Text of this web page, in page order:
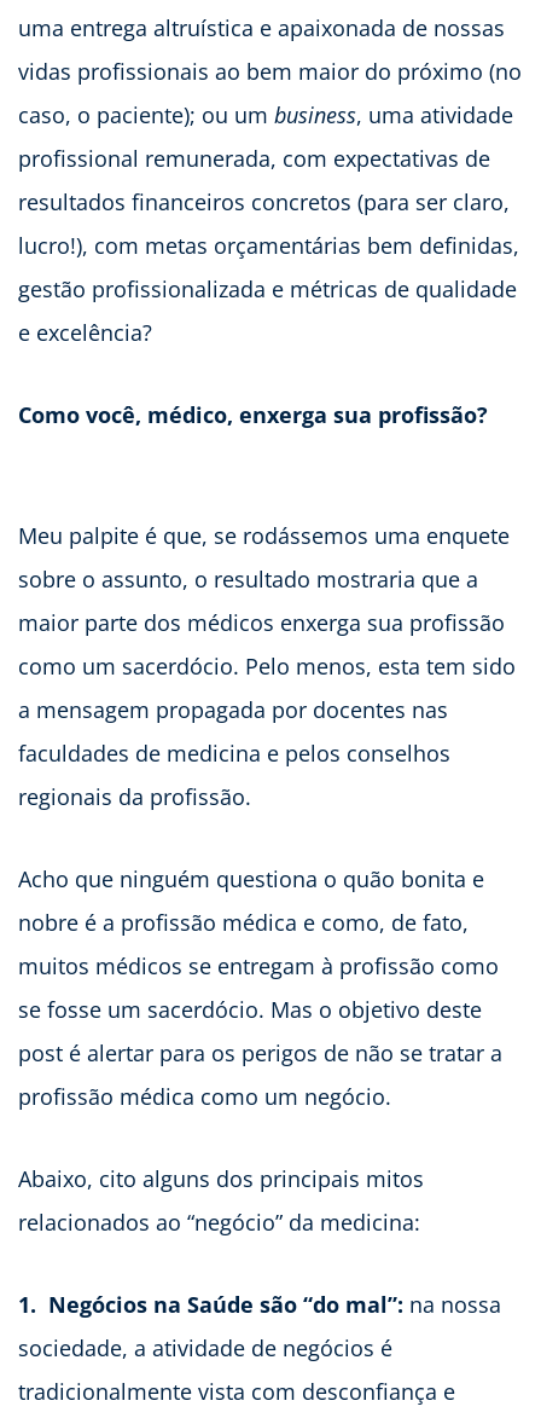
uma entrega altruística e apaixonada de nossas
vidas profissionais ao bem maior do próximo (no
caso, o paciente); ou um business, uma atividade
profissional remunerada, com expectativas de
resultados financeiros concretos (para ser claro,
lucro!), com metas orçamentárias bem definidas,
gestão profissionalizada e métricas de qualidade
e excelência?
Como você, médico, enxerga sua profissão?
Meu palpite é que, se rodássemos uma enquete
sobre o assunto, o resultado mostraria que a
maior parte dos médicos enxerga sua profissão
como um sacerdócio. Pelo menos, esta tem sido
a mensagem propagada por docentes nas
faculdades de medicina e pelos conselhos
regionais da profissão.
Acho que ninguém questiona o quão bonita e
nobre é a profissão médica e como, de fato,
muitos médicos se entregam à profissão como
se fosse um sacerdócio. Mas o objetivo deste
post é alertar para os perigos de não se tratar a
profissão médica como um negócio.
Abaixo, cito alguns dos principais mitos
relacionados ao “negócio” da medicina:
1. Negócios na Saúde são “do mal”: na nossa
sociedade, a atividade de negócios é
tradicionalmente vista com desconfiança e